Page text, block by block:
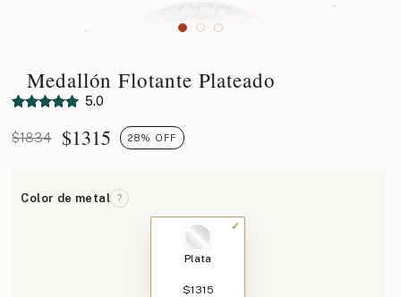
Medallón Flotante Plateado
5.0
$1834 $1315 28% OFF
Color de metal ?
Plata
$1315